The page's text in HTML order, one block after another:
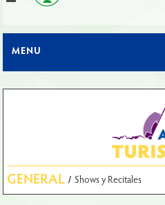
MENU
GENERAL / Shows y Recitales